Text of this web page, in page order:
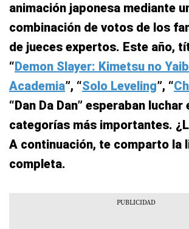
animación japonesa mediante
combinación de votos de los
de jueces expertos. Este año,
“Demon Slayer: Kimetsu no
Academia”, “Solo Leveling”, “
“Dan Da Dan” esperaban luchar
categorías más importantes.
A continuación, te comparto la
completa.